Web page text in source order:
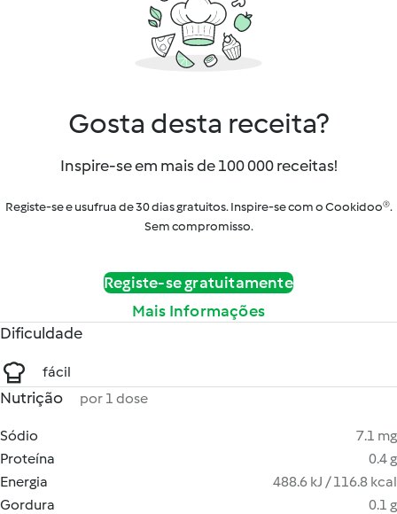
Gosta desta receita?
Inspire-se em mais de 100 000 receitas!
Registe-se e usufrua de 30 dias gratuitos. Inspire-se com o Cookidoo®.
Sem compromisso.
Registe-se gratuitamente
Mais Informações
Dificuldade
fácil
Nutrição por 1 dose
Sódio
7.1 mg
Proteína
0.4 g
Energia
488.6 kJ / 116.8 kcal
Gordura
0.1 g